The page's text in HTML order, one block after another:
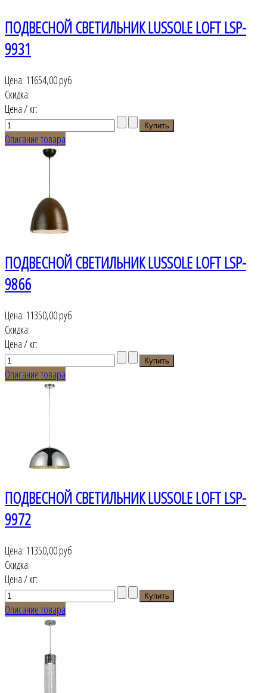
ПОДВЕСНОЙ СВЕТИЛЬНИК LUSSOLE LOFT LSP-
9931
Цена: 11654,00 руб
Скидка:
Цена / кг:
Описание товара
ПОДВЕСНОЙ СВЕТИЛЬНИК LUSSOLE LOFT LSP-
9866
Цена: 11350,00 руб
Скидка:
Цена / кг:
Описание товара
ПОДВЕСНОЙ СВЕТИЛЬНИК LUSSOLE LOFT LSP-
9972
Цена: 11350,00 руб
Скидка:
Цена / кг:
Описание товара